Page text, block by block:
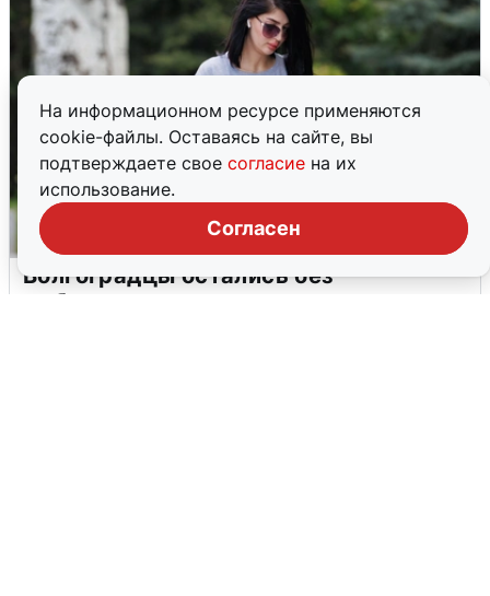
На информационном ресурсе применяются
cookie-файлы. Оставаясь на сайте, вы
подтверждаете свое согласие на их
использование.
Согласен
Волгоградцы остались без
мобильного интернета